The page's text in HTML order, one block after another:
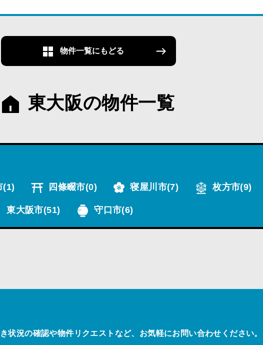
物件一覧にもどる
東大阪の物件一覧
(1) 四條畷市(0) 寝屋川市(7) 枚方市(9)
東大阪市(51) 守口市(6)
状況の確認や物件リクエストなど、お気軽にお問い合わせください。